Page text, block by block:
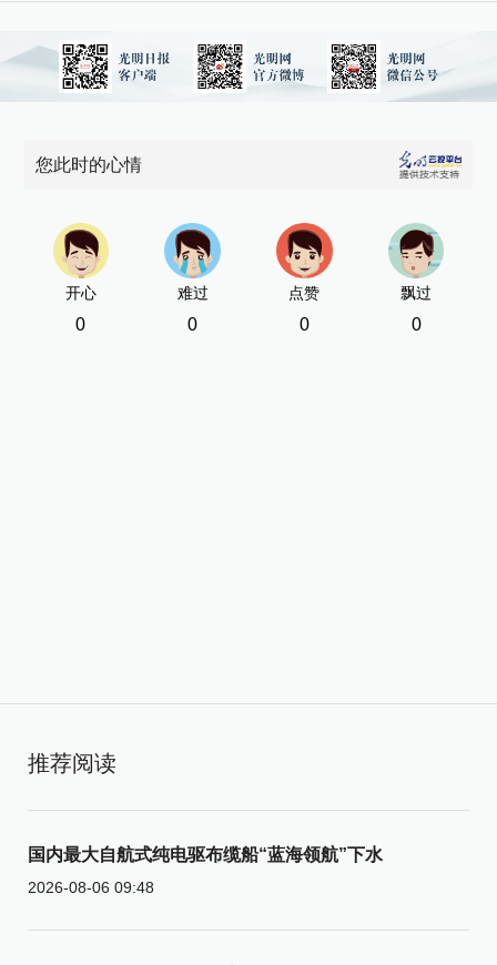
您此时的心情
开心
0
难过
0
点赞
0
飘过
0
推荐阅读
国内最大自航式纯电驱布缆船“蓝海领航”下水
2026-08-06 09:48